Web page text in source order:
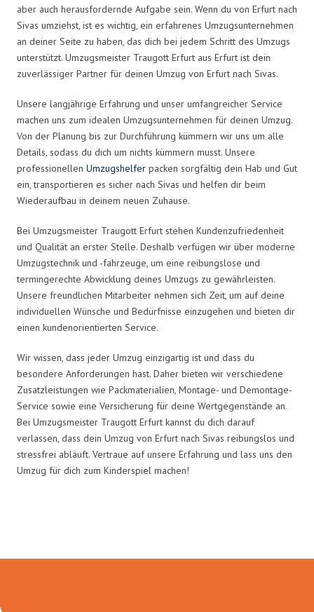
aber auch herausfordernde Aufgabe sein. Wenn du von Erfurt nach
Sivas umziehst, ist es wichtig, ein erfahrenes Umzugsunternehmen
an deiner Seite zu haben, das dich bei jedem Schritt des Umzugs
unterstützt. Umzugsmeister Traugott Erfurt aus Erfurt ist dein
zuverlässiger Partner für deinen Umzug von Erfurt nach Sivas.
Unsere langjährige Erfahrung und unser umfangreicher Service
machen uns zum idealen Umzugsunternehmen für deinen Umzug.
Von der Planung bis zur Durchführung kümmern wir uns um alle
Details, sodass du dich um nichts kümmern musst. Unsere
professionellen Umzugshelfer packen sorgfältig dein Hab und Gut
ein, transportieren es sicher nach Sivas und helfen dir beim
Wiederaufbau in deinem neuen Zuhause.
Bei Umzugsmeister Traugott Erfurt stehen Kundenzufriedenheit
und Qualität an erster Stelle. Deshalb verfügen wir über moderne
Umzugstechnik und -fahrzeuge, um eine reibungslose und
termingerechte Abwicklung deines Umzugs zu gewährleisten.
Unsere freundlichen Mitarbeiter nehmen sich Zeit, um auf deine
individuellen Wünsche und Bedürfnisse einzugehen und bieten dir
einen kundenorientierten Service.
Wir wissen, dass jeder Umzug einzigartig ist und dass du
besondere Anforderungen hast. Daher bieten wir verschiedene
Zusatzleistungen wie Packmaterialien, Montage- und Demontage-
Service sowie eine Versicherung für deine Wertgegenstände an.
Bei Umzugsmeister Traugott Erfurt kannst du dich darauf
verlassen, dass dein Umzug von Erfurt nach Sivas reibungslos und
stressfrei abläuft. Vertraue auf unsere Erfahrung und lass uns den
Umzug für dich zum Kinderspiel machen!